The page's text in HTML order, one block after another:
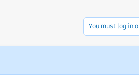
You must log in